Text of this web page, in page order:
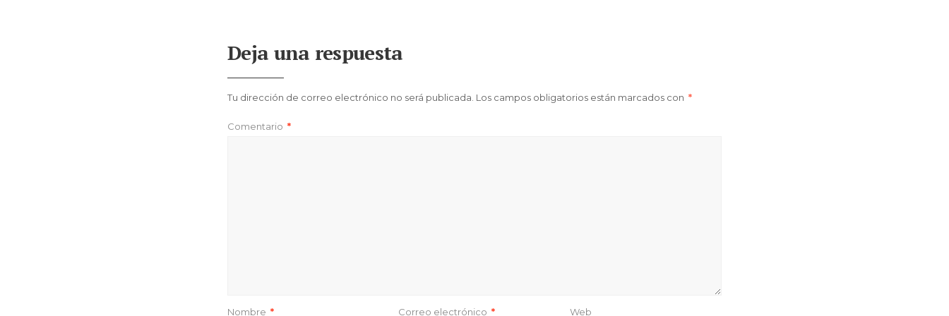
Deja una respuesta
Tu dirección de correo electrónico no será publicada. Los campos obligatorios están marcados con *
Comentario *
Nombre * Correo electrónico * Web